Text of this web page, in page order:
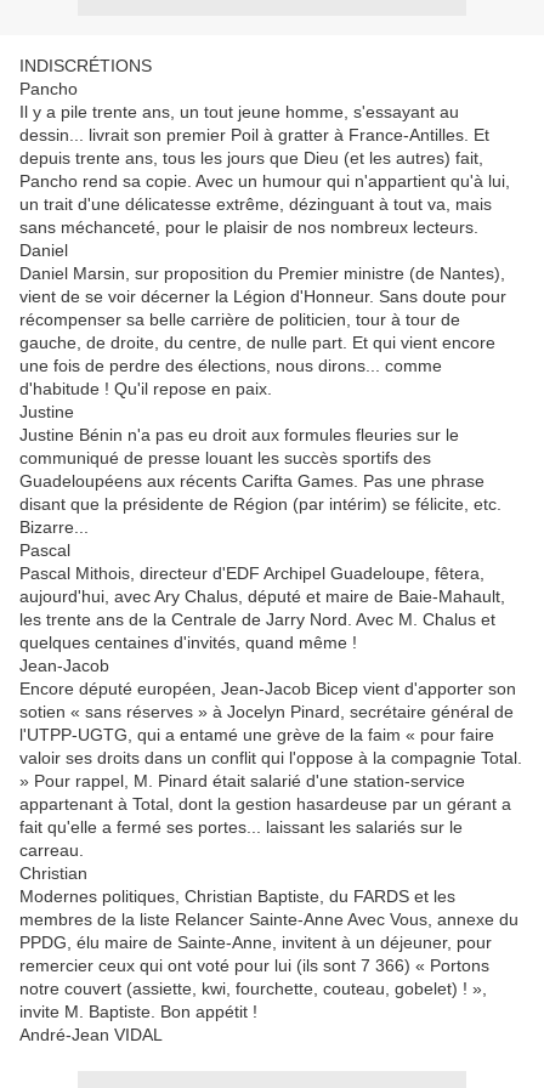
INDISCRÉTIONS
Pancho
Il y a pile trente ans, un tout jeune homme, s'essayant au
dessin... livrait son premier Poil à gratter à France-Antilles. Et
depuis trente ans, tous les jours que Dieu (et les autres) fait,
Pancho rend sa copie. Avec un humour qui n'appartient qu'à lui,
un trait d'une délicatesse extrême, dézinguant à tout va, mais
sans méchanceté, pour le plaisir de nos nombreux lecteurs.
Daniel
Daniel Marsin, sur proposition du Premier ministre (de Nantes),
vient de se voir décerner la Légion d'Honneur. Sans doute pour
récompenser sa belle carrière de politicien, tour à tour de
gauche, de droite, du centre, de nulle part. Et qui vient encore
une fois de perdre des élections, nous dirons... comme
d'habitude ! Qu'il repose en paix.
Justine
Justine Bénin n'a pas eu droit aux formules fleuries sur le
communiqué de presse louant les succès sportifs des
Guadeloupéens aux récents Carifta Games. Pas une phrase
disant que la présidente de Région (par intérim) se félicite, etc.
Bizarre...
Pascal
Pascal Mithois, directeur d'EDF Archipel Guadeloupe, fêtera,
aujourd'hui, avec Ary Chalus, député et maire de Baie-Mahault,
les trente ans de la Centrale de Jarry Nord. Avec M. Chalus et
quelques centaines d'invités, quand même !
Jean-Jacob
Encore député européen, Jean-Jacob Bicep vient d'apporter son
sotien « sans réserves » à Jocelyn Pinard, secrétaire général de
l'UTPP-UGTG, qui a entamé une grève de la faim « pour faire
valoir ses droits dans un conflit qui l'oppose à la compagnie Total.
» Pour rappel, M. Pinard était salarié d'une station-service
appartenant à Total, dont la gestion hasardeuse par un gérant a
fait qu'elle a fermé ses portes... laissant les salariés sur le
carreau.
Christian
Modernes politiques, Christian Baptiste, du FARDS et les
membres de la liste Relancer Sainte-Anne Avec Vous, annexe du
PPDG, élu maire de Sainte-Anne, invitent à un déjeuner, pour
remercier ceux qui ont voté pour lui (ils sont 7 366) « Portons
notre couvert (assiette, kwi, fourchette, couteau, gobelet) ! »,
invite M. Baptiste. Bon appétit !
André-Jean VIDAL